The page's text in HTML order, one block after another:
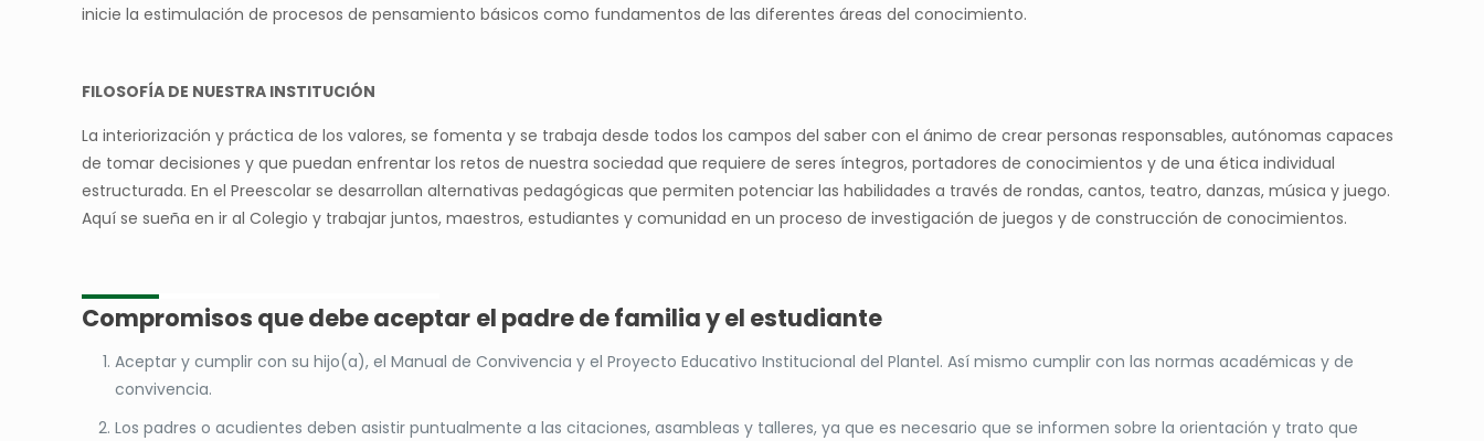
inicie la estimulación de procesos de pensamiento básicos como fundamentos de las diferentes áreas del conocimiento.
FILOSOFÍA DE NUESTRA INSTITUCIÓN
La interiorización y práctica de los valores, se fomenta y se trabaja desde todos los campos del saber con el ánimo de crear personas responsables, autónomas capaces
de tomar decisiones y que puedan enfrentar los retos de nuestra sociedad que requiere de seres íntegros, portadores de conocimientos y de una ética individual
estructurada. En el Preescolar se desarrollan alternativas pedagógicas que permiten potenciar las habilidades a través de rondas, cantos, teatro, danzas, música y juego.
Aquí se sueña en ir al Colegio y trabajar juntos, maestros, estudiantes y comunidad en un proceso de investigación de juegos y de construcción de conocimientos.
Compromisos que debe aceptar el padre de familia y el estudiante
Aceptar y cumplir con su hijo(a), el Manual de Convivencia y el Proyecto Educativo Institucional del Plantel. Así mismo cumplir con las normas académicas y de
convivencia.
Los padres o acudientes deben asistir puntualmente a las citaciones, asambleas y talleres, ya que es necesario que se informen sobre la orientación y trato que